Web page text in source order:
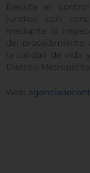
Ejecuta el
jurídico con
mediante la
del procedimiento
la calidad de vida
Distrito
Web: